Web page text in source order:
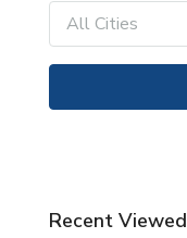
All Cities
Recent Viewed